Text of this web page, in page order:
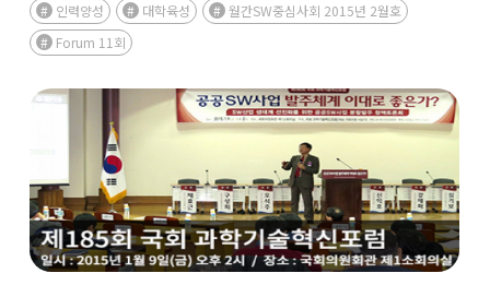
인력양성
대학육성
월간SW중심사회 2015년 2월호
Forum 11회